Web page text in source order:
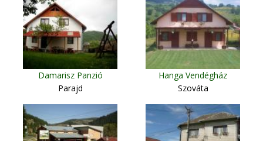
Damarisz Panzió
Parajd
Hanga Vendégház
Szováta